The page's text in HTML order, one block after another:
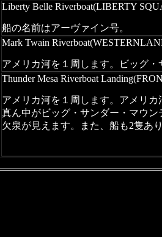
Liberty Belle Riverboat(LIBERTY
船の名前はアーヴァイン号。
Mark Twain
アメリカ河を１周します。ビッグ
Thunder Mesa Riverboat
アメリカ河を１周します。アメリ
真ん中がビッグ・サンダー・マウ
欠泉が見えます。また、船も2隻あ